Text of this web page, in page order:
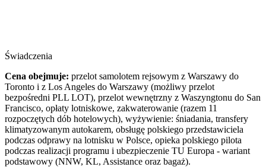
Świadczenia
Cena obejmuje: przelot samolotem rejsowym z Warszawy do
Toronto i z Los Angeles do Warszawy (możliwy przelot
bezpośredni PLL LOT), przelot wewnętrzny z Waszyngtonu do San
Francisco, opłaty lotniskowe, zakwaterowanie (razem 11
rozpoczętych dób hotelowych), wyżywienie: śniadania, transfery
klimatyzowanym autokarem, obsługę polskiego przedstawiciela
podczas odprawy na lotnisku w Polsce, opieka polskiego pilota
podczas realizacji programu i ubezpieczenie TU Europa - wariant
podstawowy (NNW, KL, Assistance oraz bagaż).